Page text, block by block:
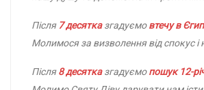
Після 7 десятказгадуємовтечу в
Молимося за визволення від спокус і
Після8 десятказгадуємопошук 12-